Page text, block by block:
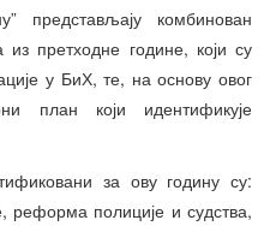
представљају комбинован
из претходне године, који су
у БиХ, те, на основу овог
план који идентификује
за ову годину су:
реформа полиције и судства,